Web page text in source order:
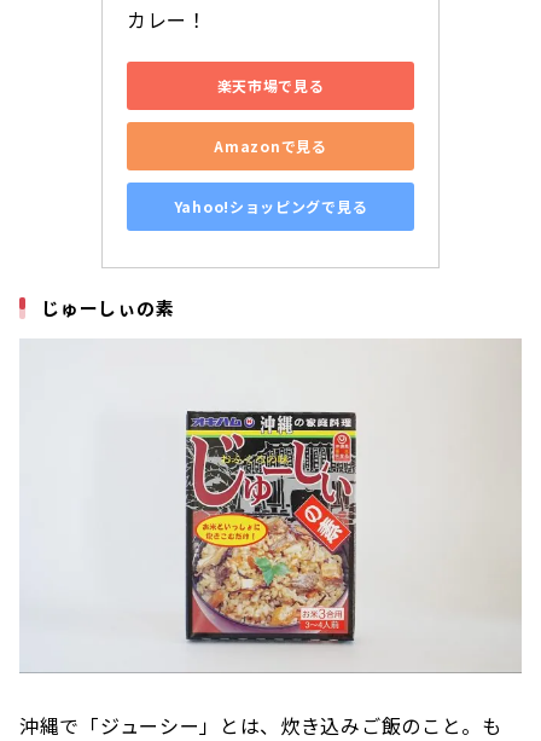
カレー！
楽天市場で見る
Amazonで見る
Yahoo!ショッピングで見る
じゅーしぃの素
沖縄で「ジューシー」とは、炊き込みご飯のこと。も